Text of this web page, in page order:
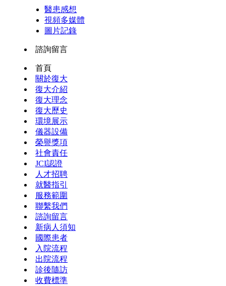
醫患感想
視頻多媒體
圖片記錄
諮詢留言
首頁
關於復大
復大介紹
復大理念
復大歷史
環境展示
儀器設備
榮譽獎項
社會責任
JCI認證
人才招聘
就醫指引
服務範圍
聯繫我們
諮詢留言
新病人須知
國際患者
入院流程
出院流程
診後隨訪
收費標準